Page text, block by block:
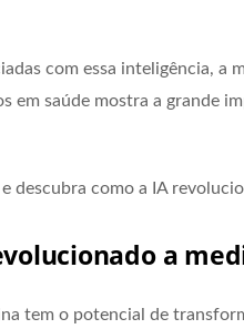
com essa inteligência, a
em saúde mostra a grande
descubra como a IA
a
tem o potencial de